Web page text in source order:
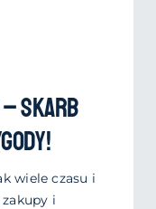
Skarb
wiele czasu i
zakupy i